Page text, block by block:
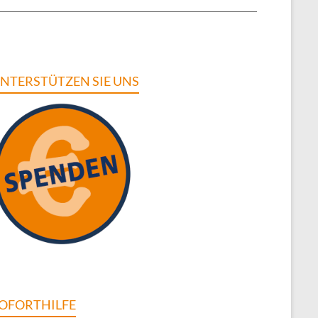
SIE UNS